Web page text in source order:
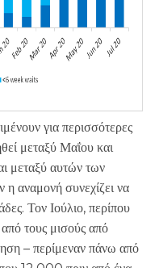
για περισσότερες
μεταξύ Μαΐου και
μεταξύ αυτών των
η αναμονή συνεχίζει να
Τον Ιούλιο, περίπου
τους μισούς από
– περίμεναν πάνω από